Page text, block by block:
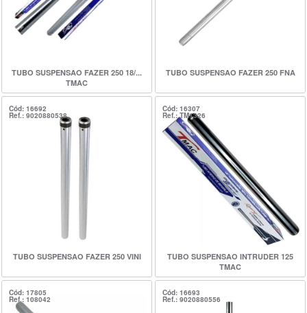
TUBO SUSPENSAO FAZER 250 18/...
TMAC
TUBO SUSPENSAO FAZER 250 FNA
Cód: 16692
Ref.: 9020880538
TUBO SUSPENSAO FAZER 250 VINI
Cód: 16307
Ref.: TM1326
TUBO SUSPENSAO INTRUDER 125
TMAC
Cód: 17805
Ref.: 108042
Cód: 16693
Ref.: 9020880556